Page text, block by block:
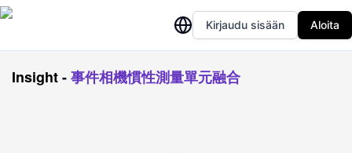
Kirjaudu sisään Aloita
Insight-事件相機慣性測量單元融合